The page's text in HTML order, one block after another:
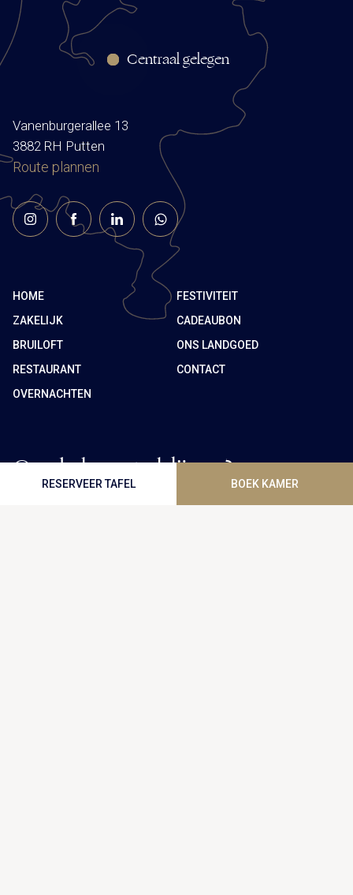
RESERVEER TAFEL BOEK KAMER
Centraal gelegen
Vanenburgerallee 13
3882 RH Putten
Route plannen
HOME
FESTIVITEIT
ZAKELIJK
CADEAUBON
BRUILOFT
ONS LANDGOED
RESTAURANT
CONTACT
OVERNACHTEN
Op de hoogte blijven?
Ontvang onze aanbiedingen en blijf altijd als eerste op